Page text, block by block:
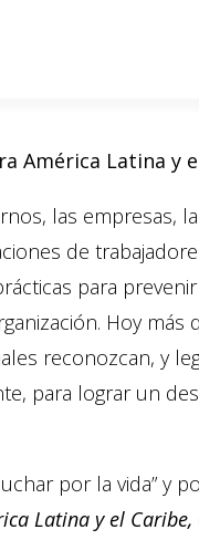
América Latina y
las empresas,
de
para
Hoy más
reconozcan, y
para lograr un
por la vida” y
Latina y el Caribe,